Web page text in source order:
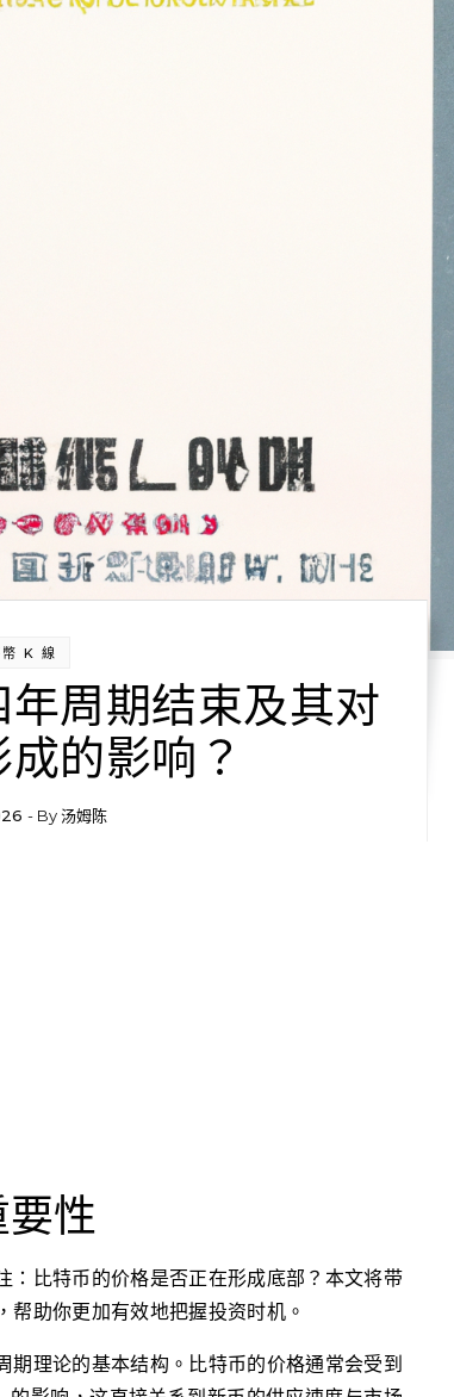
幣 K 線
周期结束及其对
的影响？
- By汤姆陈
性
：比特币的价格是否正在形成底部？本文将带
助你更加有效地把握投资时机。
理论的基本结构。比特币的价格通常会受到